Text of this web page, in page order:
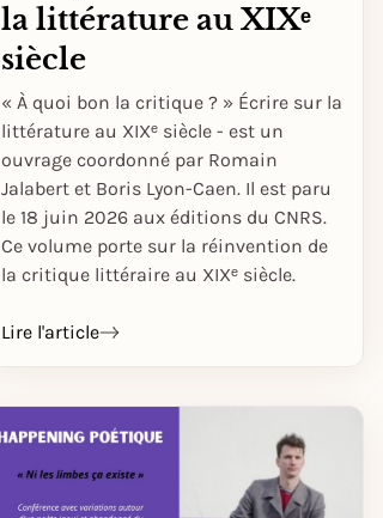
la littérature au XIXᵉ
siècle
« À quoi bon la critique ? » Écrire sur la
littérature au XIXᵉ siècle - est un
ouvrage coordonné par Romain
Jalabert et Boris Lyon-Caen. Il est paru
le 18 juin 2026 aux éditions du CNRS.
Ce volume porte sur la réinvention de
la critique littéraire au XIXᵉ siècle.
Lire l'article